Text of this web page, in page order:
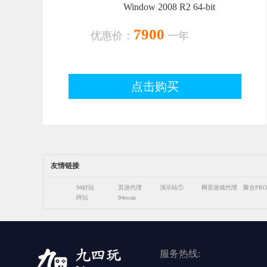
Window 2008 R2 64-bit
优惠价： 7900 一年
点击购买
友情链接
94好玩 页游代理 演示站① 网页游戏代理
聚合PRO
哼玩
94ewan
服务热线: